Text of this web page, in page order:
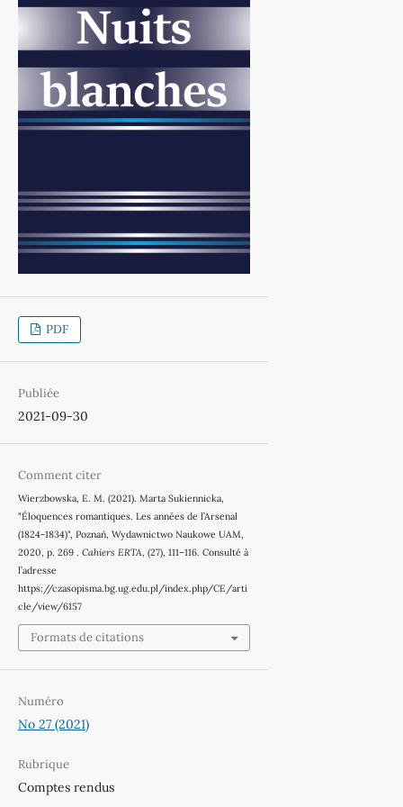
PDF
Publiée
2021-09-30
Comment citer
Wierzbowska, E. M. (2021). Marta Sukiennicka,
"Éloquences romantiques. Les années de l’Arsenal
(1824-1834)", Poznań, Wydawnictwo Naukowe UAM,
2020, p. 269 . Cahiers ERTA , (27), 111–116. Consulté à
l’adresse
https://czasopisma.bg.ug.edu.pl/index.php/CE/arti
cle/view/6157
Formats de citations
Numéro
No 27 (2021)
Rubrique
Comptes rendus